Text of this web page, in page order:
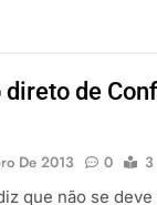
as
e a Melhor
de
De 2013 0
que não se